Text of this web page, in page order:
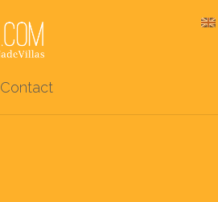
Contact